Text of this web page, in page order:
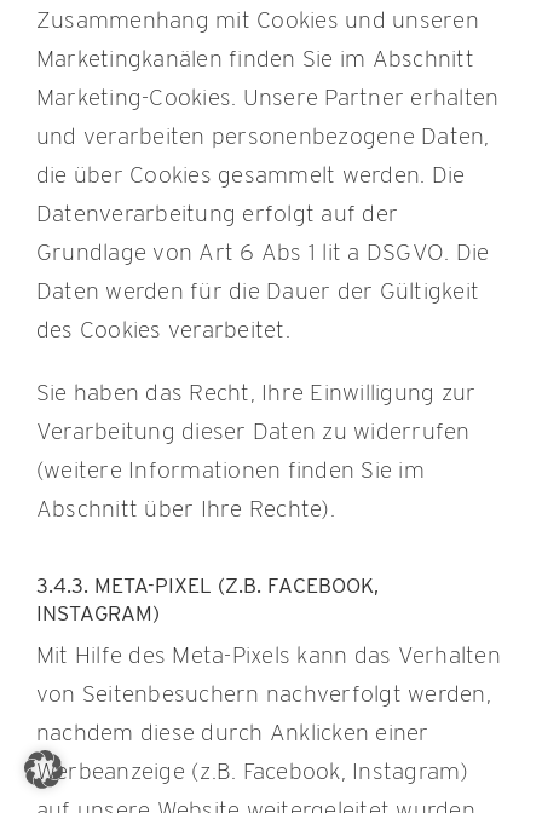
Zusammenhang mit Cookies und unseren
Marketingkanälen finden Sie im Abschnitt
Marketing-Cookies. Unsere Partner erhalten
und verarbeiten personenbezogene Daten,
die über Cookies gesammelt werden. Die
Datenverarbeitung erfolgt auf der
Grundlage von Art 6 Abs 1 lit a DSGVO. Die
Daten werden für die Dauer der Gültigkeit
des Cookies verarbeitet.
Sie haben das Recht, Ihre Einwilligung zur
Verarbeitung dieser Daten zu widerrufen
(weitere Informationen finden Sie im
Abschnitt über Ihre Rechte).
3.4.3. META-PIXEL (Z.B. FACEBOOK,
INSTAGRAM)
Mit Hilfe des Meta-Pixels kann das Verhalten
von Seitenbesuchern nachverfolgt werden,
nachdem diese durch Anklicken einer
Werbeanzeige (z.B. Facebook, Instagram)